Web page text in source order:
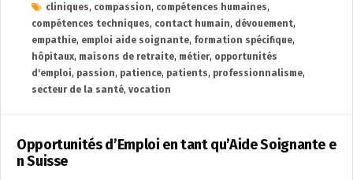
cliniques, compassion, compétences humaines,
compétences techniques, contact humain, dévouement,
empathie, emploi aide soignante, formation spécifique,
hôpitaux, maisons de retraite, métier, opportunités
d'emploi, passion, patience, patients, professionnalisme,
secteur de la santé, vocation
Opportunités d’Emploi en tant qu’Aide Soignante e
n Suisse